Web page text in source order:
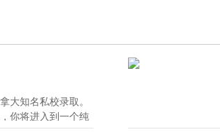
大知名私校录取。
你将进入到一个纯
境中，能否快速适